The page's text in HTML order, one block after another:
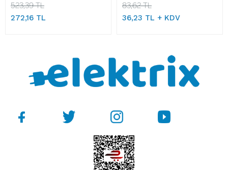
523,39 TL
272,16 TL
83,62 TL
36,23 TL + KDV